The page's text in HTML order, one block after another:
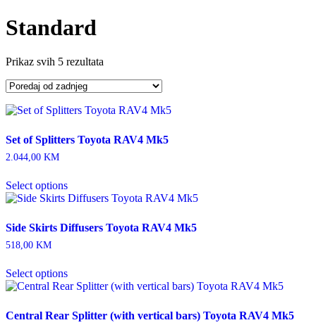
Standard
Prikaz svih 5 rezultata
Set of Splitters Toyota RAV4 Mk5
2.044,00 KM
Select options
Side Skirts Diffusers Toyota RAV4 Mk5
518,00 KM
Select options
Central Rear Splitter (with vertical bars) Toyota RAV4 Mk5